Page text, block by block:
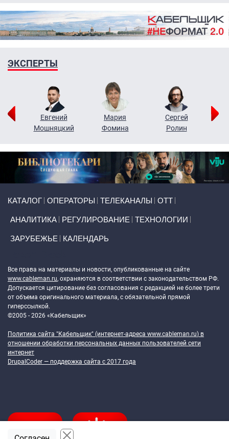
ЭКСПЕРТЫ
Евгений
Мошняцкий
Мария
Фомина
Сергей
Ролин
КАТАЛОГ ОПЕРАТОРЫ ТЕЛЕКАНАЛЫ ОТТ
АНАЛИТИКА РЕГУЛИРОВАНИЕ ТЕХНОЛОГИИ
ЗАРУБЕЖЬЕ КАЛЕНДАРЬ
Все права на материалы и новости, опубликованные на сайте
www.cableman.ru, охраняются в соответствии с законодательством РФ.
Допускается цитирование без согласования с редакцией не более трети
от объема оригинального материала, с обязательной прямой
гиперссылкой.
©2005 - 2026 «Кабельщик»
Политика сайта "Кабельщик" (интернет-адреса www.cableman.ru) в
отношении обработки персональных данных пользователей сети
интернет
DrupalCoder — поддержка сайта c 2017 года